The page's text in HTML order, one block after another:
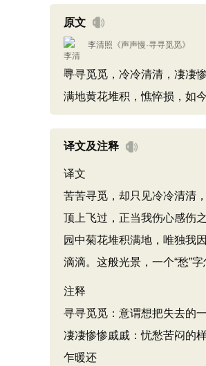
原文
李清照 《声声慢·寻寻觅觅》
寻寻觅觅，冷冷清清，凄凄
满地黄花堆积，憔悴损，如
译文及注释
译文
苦苦寻觅，却只见冷冷清清
顶上飞过，正当我伤心感伤
园中菊花堆积满地，唯独我
滴滴。这般光景，一个“愁”
注释
寻寻觅觅：意谓想把失去的
凄凄惨惨戚戚：忧愁苦闷的样
乍暖还